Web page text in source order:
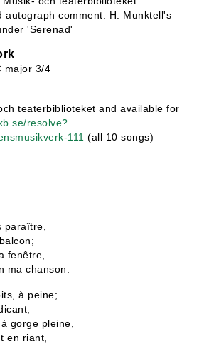
autograph comment: H. Munktell's
'Serenad'
major 3/4
teaterbiblioteket and available for
resolve?
111 (all 10 songs)
paraître,
fenêtre,
ma chanson.
à peine;
gorge pleine,
en riant,